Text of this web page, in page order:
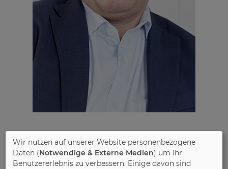
TEL: +49(0)9391 501-0
Wir nutzen auf unserer Website personenbezogene
Daten (Notwendige & Externe Medien) um Ihr
Benutzererlebnis zu verbessern. Einige davon sind